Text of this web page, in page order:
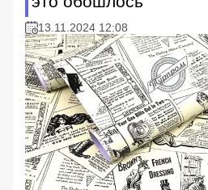
13.11.2024 12:08